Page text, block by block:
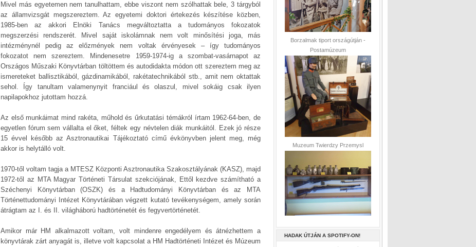
Mivel más egyetemen nem tanulhattam, ebbe viszont nem szólhattak bele, 3 tárgyból
az államvizsgát megszereztem. Az egyetemi doktori értekezés készítése közben,
1985-ben az akkori Elnöki Tanács megváltoztatta a tudományos fokozatok
megszerzési rendszerét. Mivel saját iskolámnak nem volt minősítési joga, más
intézménynél pedig az előzmények nem voltak érvényesek – így tudományos
fokozatot nem szereztem. Mindenesetre 1959-1974-ig a szombat-vasárnapot az
Országos Műszaki Könyvtárban töltöttem és autodidakta módon ott szereztem meg az
ismereteket ballisztikából, gázdinamikából, rakétatechnikából stb., amit nem oktattak
sehol. Így tanultam valamenynyit franciául és olaszul, mivel sokáig csak ilyen
napilapokhoz jutottam hozzá.
Az első munkáimat mind rakéta, műhold és űrkutatási témákról írtam 1962-64-ben, de
egyetlen fórum sem vállalta el őket, féltek egy névtelen diák munkáitól. Ezek jó része
15 évvel később az Asztronautikai Tájékoztató című évkönyvben jelent meg, még
akkor is helytálló volt.
1970-től voltam tagja a MTESZ Központi Asztronautika Szakosztályának (KASZ), majd
1972-től az MTA Magyar Történeti Társulat szekciójának, Ettől kezdve számítható a
Széchenyi Könyvtárban (OSZK) és a Hadtudományi Könyvtárban és az MTA
Történettudományi Intézet Könyvtárában végzett kutató tevékenységem, amely során
átrágtam az I. és II. világháború hadtörténetét és fegyvertörténetét.
Amikor már HM alkalmazott voltam, volt mindenre engedélyem és átnézhettem a
könyvtárak zárt anyagát is, illetve volt kapcsolat a HM Hadtörténeti Intézet és Múzeum
Borzalmak tiport országútján -
Postamúzeum
Muzeum Twierdzy Przemysl
HADAK ÚTJÁN A SPOTIFY-ON!